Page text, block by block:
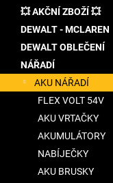
a
n
💥 AKČNÍ ZBOŽÍ 💥
DEWALT - MCLAREN
DEWALT OBLEČENÍ
NÁŘADÍ
AKU NÁŘADÍ
FLEX VOLT 54V
AKU VRTAČKY
AKUMULÁTORY
NABÍJEČKY
AKU BRUSKY